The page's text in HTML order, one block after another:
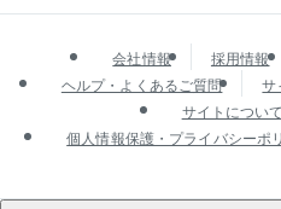
会社情報 採用情報
ヘルプ・よくあるご質問
サ
サイトについ
個人情報保護・プライバシーポ